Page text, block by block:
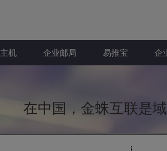
主机 企业邮局 易推宝 企
在中国，金蛛互联